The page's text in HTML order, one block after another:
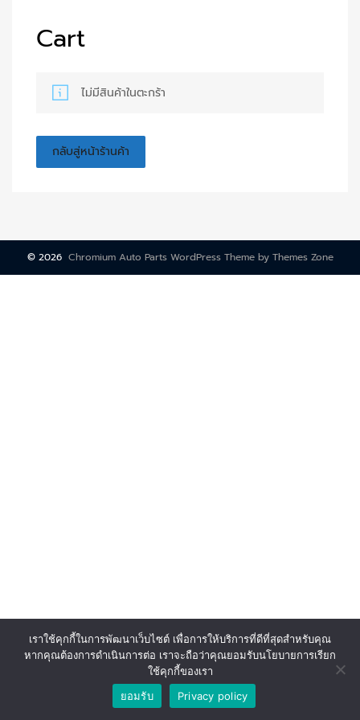
Cart
ไม่มีสินค้าในตะกร้า
กลับสู่หน้าร้านค้า
© 2026 Chromium Auto Parts WordPress Theme by Themes Zone
เราใช้คุกกี้ในการพัฒนาเว็บไซต์ เพื่อการให้บริการที่ดีที่สุดสำหรับคุณ
หากคุณต้องการดำเนินการต่อ เราจะถือว่าคุณยอมรับนโยบายการเรียก
ใช้คุกกี้ของเรา
ยอมรับ
Privacy policy